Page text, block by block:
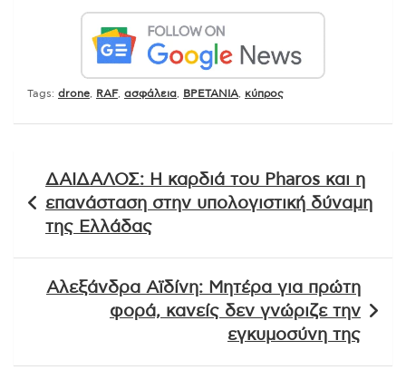
Tags: drone RAF, ασφάλεια ΒΡΕΤΑΝΙΑ κύπρος
άρθρων
ΔΑΙΔΑΛΟΣ: Η καρδιά του Pharos και η
επανάσταση στην υπολογιστική δύναμη
της Ελλάδας
Αλεξάνδρα Αϊδίνη: Μητέρα για πρώτη
φορά, κανείς δεν γνώριζε την
εγκυμοσύνη της